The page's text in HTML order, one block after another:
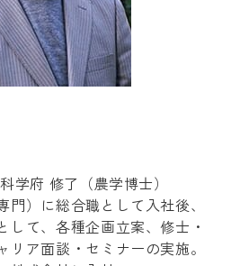
学府 修了（農学博士）
）に総合職として入社後、
して、各種企画立案、修士・
ア面談・セミナーの実施。